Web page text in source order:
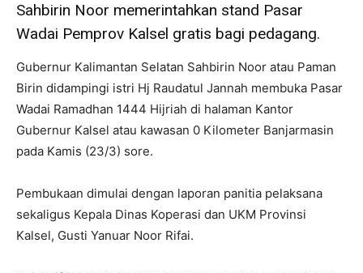
Sahbirin Noor memerintahkan stand Pasar
Wadai Pemprov Kalsel gratis bagi pedagang.
Gubernur Kalimantan Selatan Sahbirin Noor atau Paman
Birin didampingi istri Hj Raudatul Jannah membuka Pasar
Wadai Ramadhan 1444 Hijriah di halaman Kantor
Gubernur Kalsel atau kawasan 0 Kilometer Banjarmasin
pada Kamis (23/3) sore.
Pembukaan dimulai dengan laporan panitia pelaksana
sekaligus Kepala Dinas Koperasi dan UKM Provinsi
Kalsel, Gusti Yanuar Noor Rifai.